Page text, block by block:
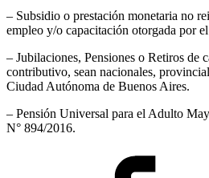
– Subsidio o prestación monetaria no
empleo y/o capacitación otorgada por
– Jubilaciones, Pensiones o Retiros de
contributivo, sean nacionales,
Ciudad Autónoma de Buenos Aires.
– Pensión Universal para el Adulto
N° 894/2016.